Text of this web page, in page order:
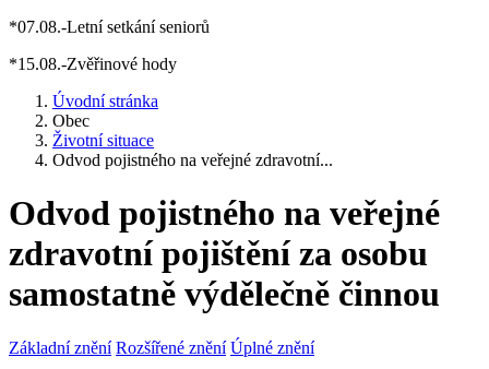
*07.08.-Letní setkání seniorů
*15.08.-Zvěřinové hody
Úvodní stránka
Obec
Životní situace
Odvod pojistného na veřejné zdravotní...
Odvod pojistného na veřejné
zdravotní pojištění za osobu
samostatně výdělečně činnou
Základní znění Rozšířené znění Úplné znění